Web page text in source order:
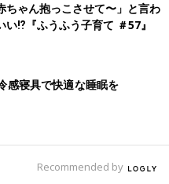
ちゃん抱っこさせて〜」と言わ
⁉︎『ふうふう子育て ＃57』
感寝具で快適な睡眠を
Recommended by